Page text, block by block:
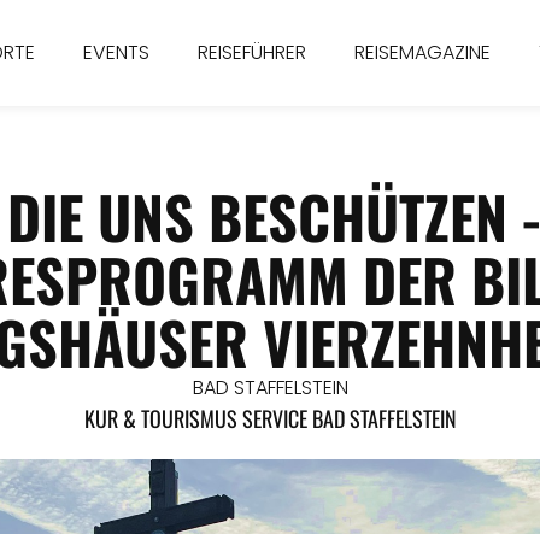
EVENTS REISEFÜHRER REISEMAGAZINE
UNS BESCHÜTZEN
DER
BAD STAFFELSTEIN
KUR & TOURISMUS SERVICE BAD STAFFELSTEIN